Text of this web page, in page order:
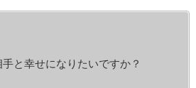
と幸せになりたいですか？